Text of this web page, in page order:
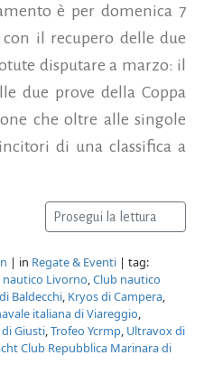
è per domenica 7
il recupero delle due
disputare a marzo: il
due prove della Coppa
che oltre alle singole
di una classifica a
Prosegui la lettura
| in Regate & Eventi | tag:
nautico Livorno Club nautico
Baldecchi Kryos di Campera
italiana di Viareggio
Giusti Trofeo Ycrmp Ultravox di
Club Repubblica Marinara di